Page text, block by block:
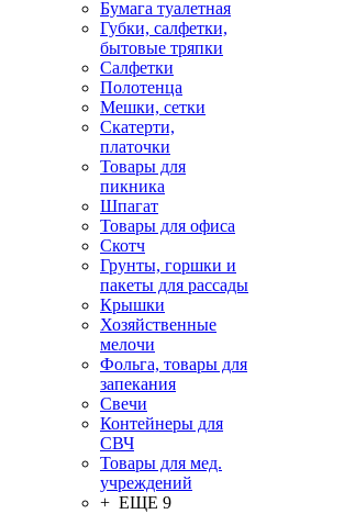
Бумага туалетная
Губки, салфетки,
бытовые тряпки
Салфетки
Полотенца
Мешки, сетки
Скатерти,
платочки
Товары для
пикника
Шпагат
Товары для офиса
Скотч
Грунты, горшки и
пакеты для рассады
Крышки
Хозяйственные
мелочи
Фольга, товары для
запекания
Свечи
Контейнеры для
СВЧ
Товары для мед.
учреждений
+ ЕЩЕ 9